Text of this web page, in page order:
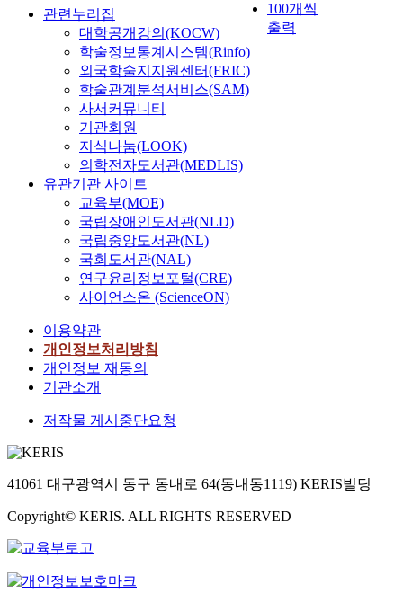
100개씩
출력
관련누리집
대학공개강의(KOCW)
학술정보통계시스템(Rinfo)
외국학술지지원센터(FRIC)
학술관계분석서비스(SAM)
사서커뮤니티
기관회원
지식나눔(LOOK)
의학전자도서관(MEDLIS)
유관기관 사이트
교육부(MOE)
국립장애인도서관(NLD)
국립중앙도서관(NL)
국회도서관(NAL)
연구윤리정보포털(CRE)
사이언스온 (ScienceON)
이용약관
개인정보처리방침
개인정보 재동의
기관소개
저작물 게시중단요청
41061 대구광역시 동구 동내로 64(동내동1119) KERIS빌딩
Copyright© KERIS. ALL RIGHTS RESERVED